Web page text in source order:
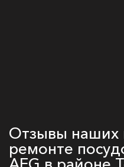
Отзывы наших
ремонте